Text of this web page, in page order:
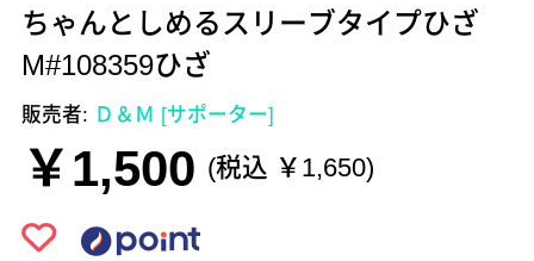
ちゃんとしめるスリーブタイプひざ
M#108359ひざ
販売者: Ｄ＆Ｍ [サポーター]
￥1,500 (税込 ￥1,650)